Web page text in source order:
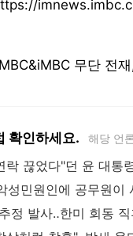
확인하세요. 해당 언
' 징역 10년‥덜덜 떨